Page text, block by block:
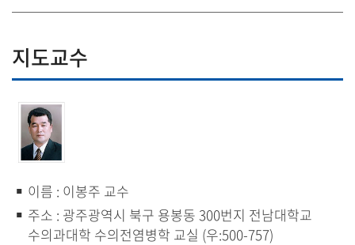
지도교수
이름 : 이봉주 교수
주소 : 광주광역시 북구 용봉동 300번지 전남대학교
수의과대학 수의전염병학 교실 (우:500-757)